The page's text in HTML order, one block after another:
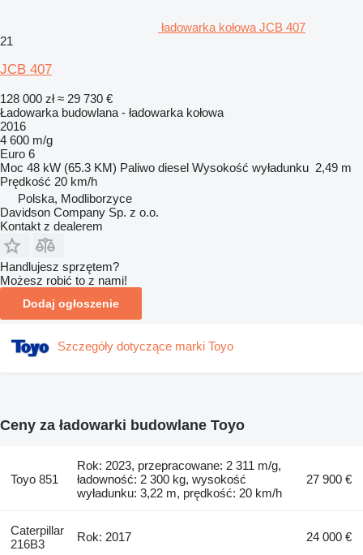
ładowarka kołowa JCB 407
21
JCB 407
128 000 zł ≈ 29 730 €
Ładowarka budowlana - ładowarka kołowa
2016
4 600 m/g
Euro 6
Moc 48 kW (65.3 KM) Paliwo diesel Wysokość wyładunku 2,49 m
Prędkość 20 km/h
Polska, Modliborzyce
Davidson Company Sp. z o.o.
Kontakt z dealerem
Handlujesz sprzętem?
Możesz robić to z nami!
Dodaj ogłoszenie
Szczegóły dotyczące marki Toyo
Ceny za ładowarki budowlane Toyo
Toyo 851
Rok: 2023, przepracowane: 2 311 m/g,
ładowność: 2 300 kg, wysokość
wyładunku: 3,22 m, prędkość: 20 km/h
27 900 €
Caterpillar
216B3
Rok: 2017 24 000 €